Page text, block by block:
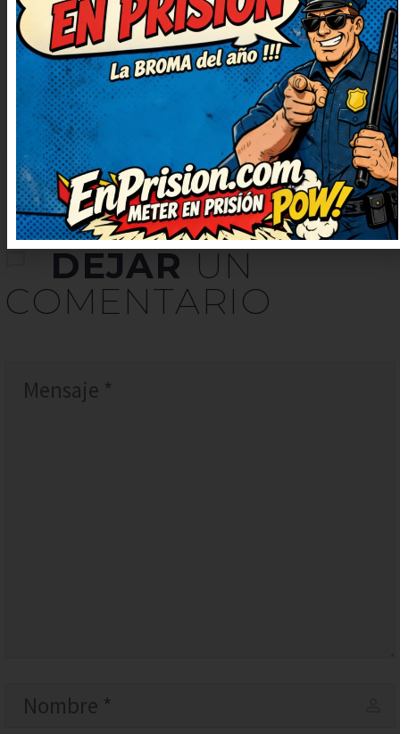
solo con chistes como este. El
juego de palabras está finísimo,
me ha sorprendido. Qué arte,
ojalá subáis más chistes así.
DEJAR UN
COMENTARIO